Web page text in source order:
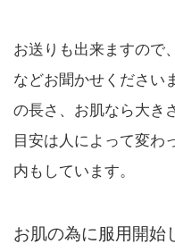
お送りも出来ますので
などお聞かせください
の長さ、お肌なら大き
目安は人によって変わ
内もしています。
お肌の為に服用開始